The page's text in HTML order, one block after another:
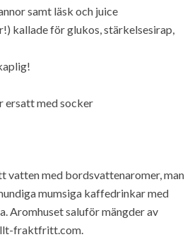
samt läsk och juice
kallade för glukos, stärkelsesirap,
ersatt med socker
vatten med bordsvattenaromer, man
mumsiga kaffedrinkar med
Aromhuset saluför mängder av
fraktfritt.com.